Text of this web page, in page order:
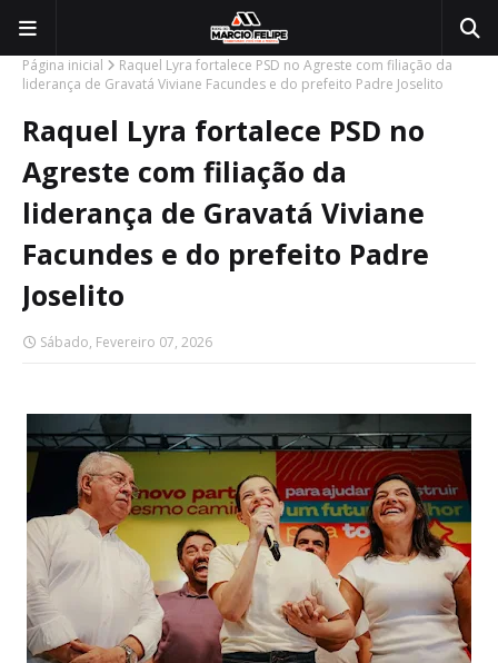
Página inicial
Raquel Lyra fortalece PSD no Agreste com filiação da
liderança de Gravatá Viviane Facundes e do prefeito Padre Joselito
Raquel Lyra fortalece PSD no
Agreste com filiação da
liderança de Gravatá Viviane
Facundes e do prefeito Padre
Joselito
Sábado, Fevereiro 07, 2026